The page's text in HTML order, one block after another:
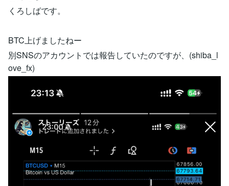
くろしばです。
BTC上げましたねー
別SNSのアカウントでは報告していたのですが、(shiba_l
ove_fx)